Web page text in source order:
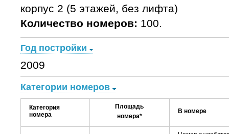
корпус 2 (5 этажей, без лифта)
Количество номеров: 100.
Год постройки
2009
Категории номеров
Категория
номера
Площадь
номера*
В номере